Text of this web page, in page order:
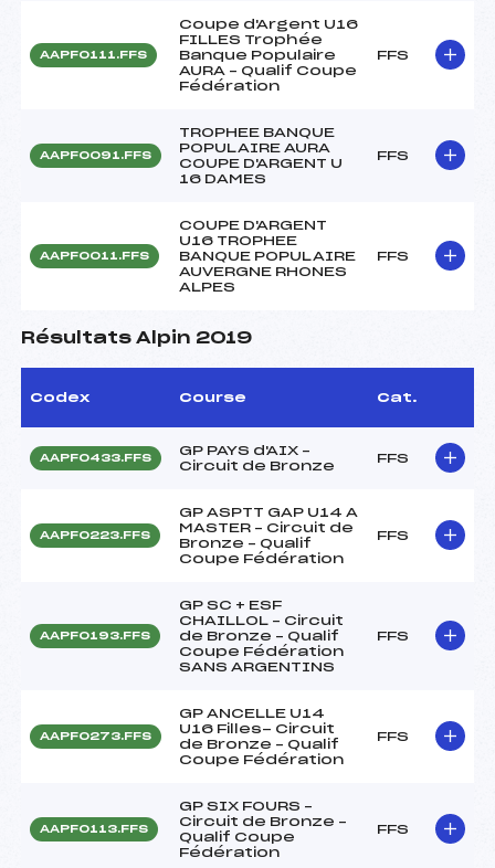
AAPF0111.FFS
Coupe d'Argent U16
FILLES Trophée
Banque Populaire
AURA – Qualif Coupe
Fédération
FFS
AAPF0091.FFS
TROPHEE BANQUE
POPULAIRE AURA
COUPE D'ARGENT U
16 DAMES
FFS
AAPF0011.FFS
COUPE D'ARGENT
U16 TROPHEE
BANQUE POPULAIRE
AUVERGNE RHONES
ALPES
FFS
Résultats Alpin 2019
Codex Course Cat.
AAPF0433.FFS
GP PAYS d'AIX –
Circuit de Bronze
FFS
AAPF0223.FFS
GP ASPTT GAP U14 A
MASTER – Circuit de
Bronze – Qualif
Coupe Fédération
FFS
AAPF0193.FFS
GP SC + ESF
CHAILLOL – Circuit
de Bronze – Qualif
Coupe Fédération
SANS ARGENTINS
FFS
AAPF0273.FFS
GP ANCELLE U14
U16 Filles- Circuit
de Bronze – Qualif
Coupe Fédération
FFS
AAPF0113.FFS
GP SIX FOURS –
Circuit de Bronze –
Qualif Coupe
Fédération
FFS